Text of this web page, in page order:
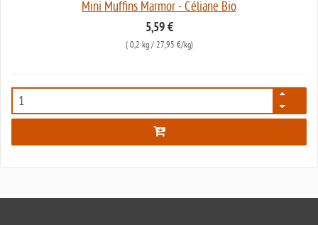
Mini Muffins Marmor - Céliane Bio
5,59 €
( 0,2 kg/ 27,95 €/kg)
5017